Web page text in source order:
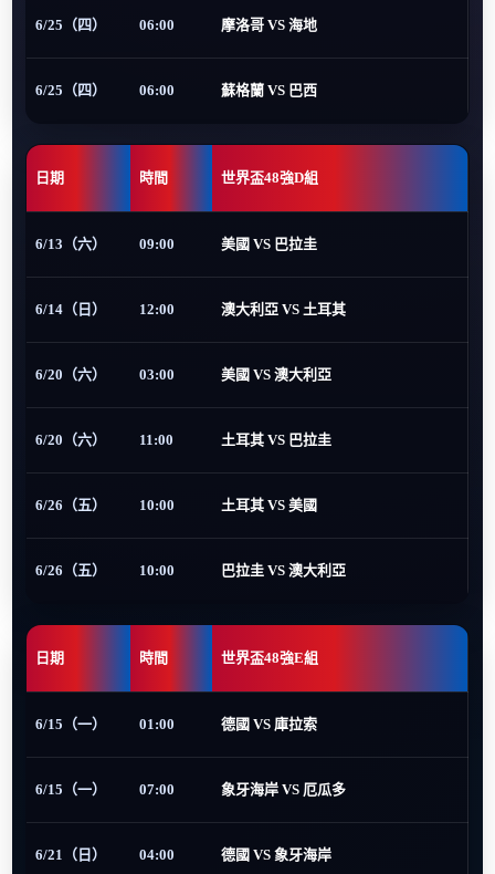
6/25（四） 06:00 摩洛哥 VS 海地
6/25（四） 06:00 蘇格蘭 VS 巴西
日期 時間 世界盃48強D組
6/13（六） 09:00 美國 VS 巴拉圭
6/14（日） 12:00 澳大利亞 VS 土耳其
6/20（六） 03:00 美國 VS 澳大利亞
6/20（六） 11:00 土耳其 VS 巴拉圭
6/26（五） 10:00 土耳其 VS 美國
6/26（五） 10:00 巴拉圭 VS 澳大利亞
日期 時間 世界盃48強E組
6/15（一） 01:00 德國 VS 庫拉索
6/15（一） 07:00 象牙海岸 VS 厄瓜多
6/21（日） 04:00 德國 VS 象牙海岸